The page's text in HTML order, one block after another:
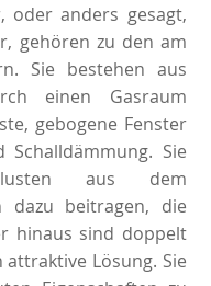
, oder anders gesagt,
gehören zu den am
Sie bestehen aus
einen Gasraum
gebogene Fenster
Sie
aus dem
dazu beitragen, die
hinaus sind doppelt
Lösung. Sie